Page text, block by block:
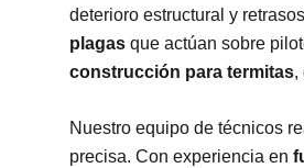
deterioro estructural y
plagasque actúan sobre
construcción para termitas,
Nuestro equipo de técnicos
precisa. Con experiencia en